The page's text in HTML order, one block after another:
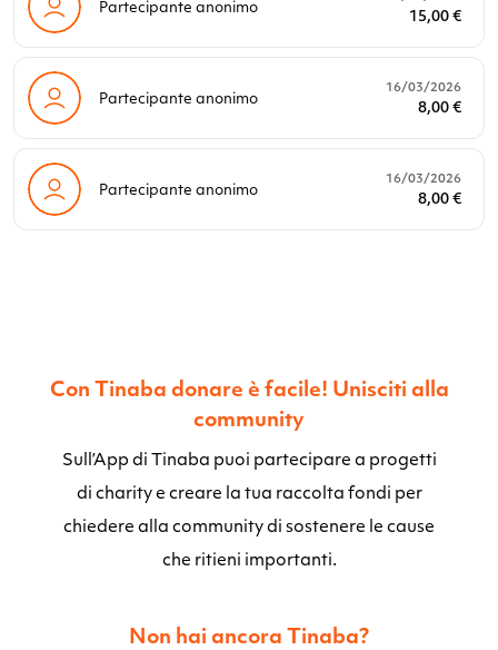
Partecipante anonimo 15,00 €
Partecipante anonimo
16/03/2026
8,00 €
Partecipante anonimo
16/03/2026
8,00 €
Con Tinaba donare è facile! Unisciti alla
community
Sull’App di Tinaba puoi partecipare a progetti
di charity e creare la tua raccolta fondi per
chiedere alla community di sostenere le cause
che ritieni importanti.
Non hai ancora Tinaba?